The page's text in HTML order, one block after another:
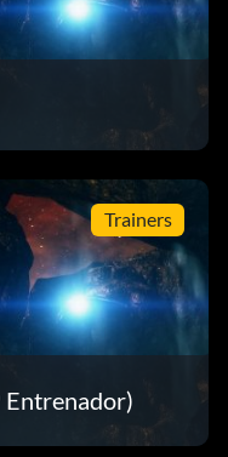
Trainers